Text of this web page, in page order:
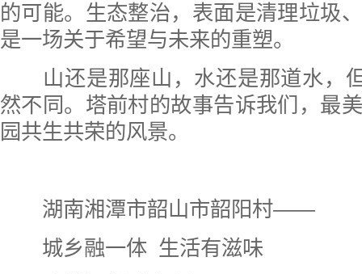
的可能。生态整治，表面是清理垃圾
是一场关于希望与未来的重塑。
山还是那座山，水还是那道水，但
然不同。塔前村的故事告诉我们，最
园共生共荣的风景。
湖南湘潭市韶山市韶阳村——
城乡融一体 生活有滋味